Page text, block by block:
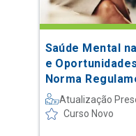
Saúde Mental
e
Norma
Prática
Atualização
Curso Novo